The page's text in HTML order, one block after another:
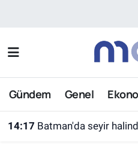
Gündem Genel
14:17 Batman'da seyir
Nöbetçi Eczaneler
Hava Durumu